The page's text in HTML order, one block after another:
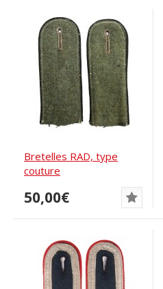
Bretelles RAD, type
couture
50,00€